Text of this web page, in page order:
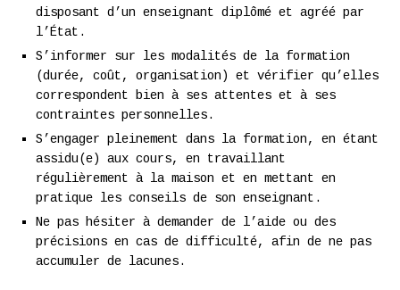
disposant d’un enseignant diplômé et agréé par
l’État.
S’informer sur les modalités de la formation
(durée, coût, organisation) et vérifier qu’elles
correspondent bien à ses attentes et à ses
contraintes personnelles.
S’engager pleinement dans la formation, en étant
assidu(e) aux cours, en travaillant
régulièrement à la maison et en mettant en
pratique les conseils de son enseignant.
Ne pas hésiter à demander de l’aide ou des
précisions en cas de difficulté, afin de ne pas
accumuler de lacunes.